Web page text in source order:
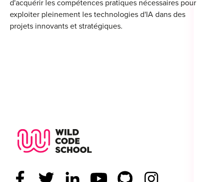
d'acquérir les compétences pratiques nécessaires pour
exploiter pleinement les technologies d'IA dans des
projets innovants et stratégiques.